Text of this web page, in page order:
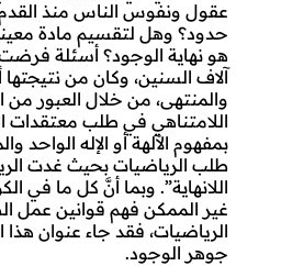
عقول ونفوس الناس منذ القدم
حدود؟ وهل لتقسيم مادة
هو نهاية الوجود؟ أسئلة
آلاف السنين، وكان من نتيجتها
والمنتهى، من خلال العبور من
اللامتناهي في طلب معتقدات
بمفهوم الآلهة أو الإله الواحد
طلب الرياضيات بحيث غدت
اللانهاية”. وبما أنَّ كل ما في
غير الممكن فهم قوانين عمل
الرياضيات، فقد جاء عنوان هذا
جوهر الوجود.